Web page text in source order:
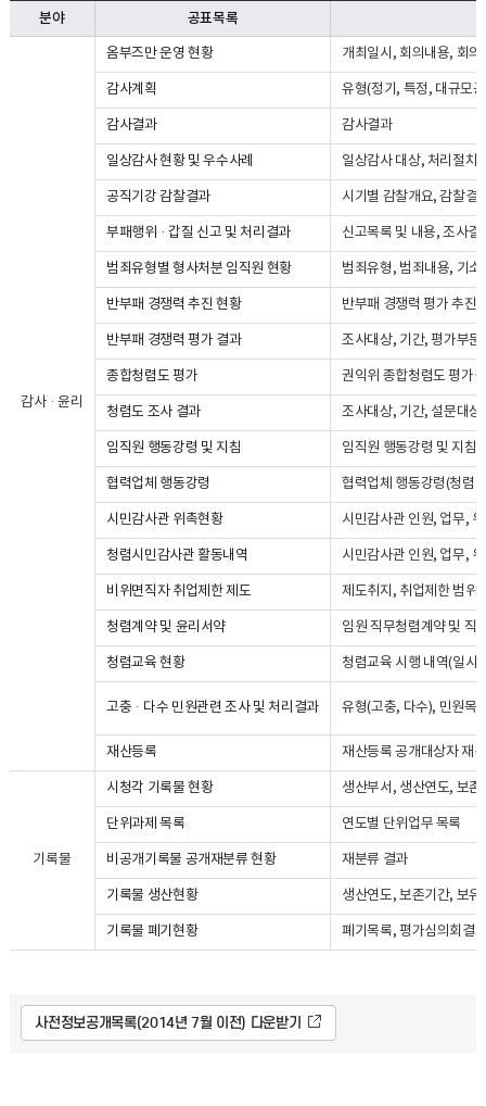
분야 공표목록
감사·윤리
옴부즈만 운영 현황 개최일시, 회의내용, 회
감사계획 유형(정기, 특정, 대규모
감사결과 감사결과
일상감사 현황 및 우수사례 일상감사 대상, 처리절차
공직기강 감찰결과 시기별 감찰개요, 감찰결
부패행위·갑질 신고 및 처리결과 신고목록 및 내용, 조사
범죄유형별 형사처분 임직원 현황 범죄유형, 범죄내용, 기
반부패 경쟁력 추진 현황 반부패 경쟁력 평가 추진
반부패 경쟁력 평가 결과 조사대상, 기간, 평가부
종합청렴도 평가 권익위 종합청렴도 평가
청렴도 조사 결과 조사대상, 기간, 설문대
임직원 행동강령 및 지침 임직원 행동강령 및 지침
협력업체 행동강령 협력업체 행동강령(청렴
시민감사관 위촉현황 시민감사관 인원, 업무,
청렴시민감사관 활동내역 시민감사관 인원, 업무,
비위면직자 취업제한 제도 제도취지, 취업제한 범위
청렴계약 및 윤리서약 임원 직무청렴계약 및 직
청렴교육 현황 청렴교육 시행 내역(일시
고충·다수 민원관련 조사 및 처리결과 유형(고충, 다수), 민원목
재산등록 재산등록 공개대상자 재
기록물
시청각 기록물 현황 생산부서, 생산연도, 보
단위과제 목록 연도별 단위업무 목록
비공개기록물 공개재분류 현황 재분류 결과
기록물 생산현황 생산연도, 보존기간, 보유
기록물 폐기현황 폐기목록, 평가심의회결
사전정보공개목록(2014년 7월 이전) 다운받기